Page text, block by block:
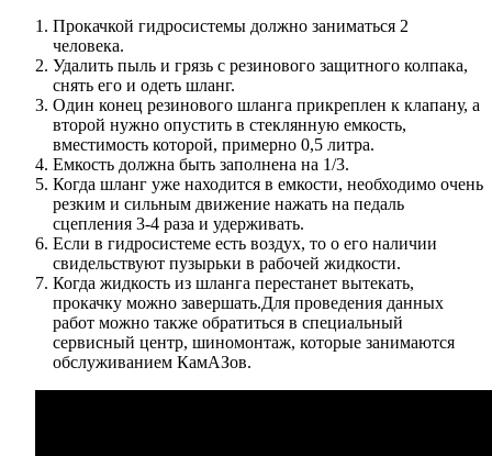
Прокачкой гидросистемы должно заниматься 2
человека.
Удалить пыль и грязь с резинового защитного колпака,
снять его и одеть шланг.
Один конец резинового шланга прикреплен к клапану, а
второй нужно опустить в стеклянную емкость,
вместимость которой, примерно 0,5 литра.
Емкость должна быть заполнена на 1/3.
Когда шланг уже находится в емкости, необходимо очень
резким и сильным движение нажать на педаль
сцепления 3-4 раза и удерживать.
Если в гидросистеме есть воздух, то о его наличии
свидельствуют пузырьки в рабочей жидкости.
Когда жидкость из шланга перестанет вытекать,
прокачку можно завершать.Для проведения данных
работ можно также обратиться в специальный
сервисный центр, шиномонтаж, которые занимаются
обслуживанием КамАЗов.